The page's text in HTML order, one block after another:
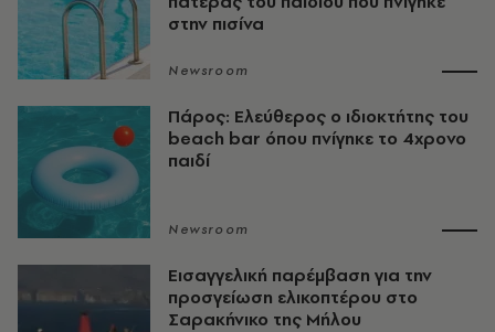
στην πισίνα
Newsroom
Πάρος: Ελεύθερος ο ιδιοκτήτης του
beach bar όπου πνίγηκε το 4χρονο
παιδί
Newsroom
Εισαγγελική παρέμβαση για την
προσγείωση ελικοπτέρου στο
Σαρακήνικο της Μήλου